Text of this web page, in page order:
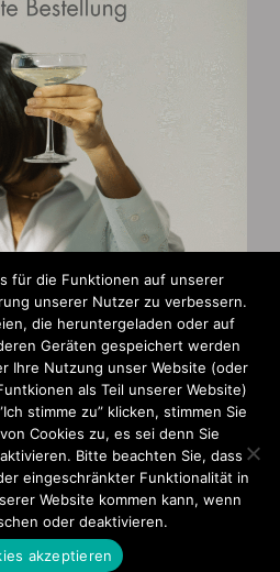
für die Funktionen auf unserer
unserer Nutzer zu verbessern.
die heruntergeladen oder auf
Geräten gespeichert werden
Ihre Nutzung unser Website (oder
als Teil unserer Website)
stimme zu” klicken, stimmen Sie
Cookies zu, es sei denn Sie
Bitte beachten Sie, dass
eingeschränkter Funktionalität in
Website kommen kann, wenn
oder deaktivieren.
akzeptieren